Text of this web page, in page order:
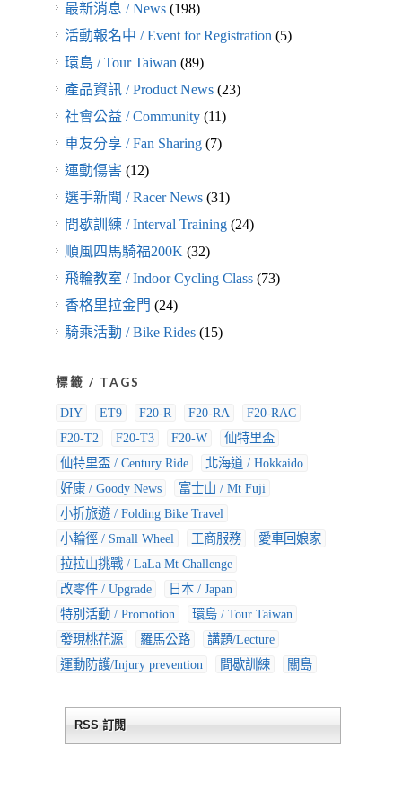
最新消息 / News(198)
活動報名中 / Event for Registration(5)
環島 / Tour Taiwan(89)
產品資訊 / Product News(23)
社會公益 / Community(11)
車友分享 / Fan Sharing(7)
運動傷害(12)
選手新聞 / Racer News(31)
間歇訓練 / Interval Training(24)
順風四馬騎福200K(32)
飛輪教室 / Indoor Cycling Class(73)
香格里拉金門 (24)
騎乘活動 / Bike Rides(15)
標籤 / TAGS
DIY ET9 F20-R F20-RA
F20-RAC
F20-T2
F20-T3 F20-W
仙特里盃
仙特里盃 / Century Ride
北海道 / Hokkaido
好康 / Goody News
富士山 / Mt Fuji
小折旅遊 / Folding Bike Travel
小輪徑 / Small Wheel
工商服務
愛車回娘家
拉拉山挑戰 / LaLa Mt Challenge
改零件 / Upgrade
日本 / Japan
特別活動 / Promotion
環島 / Tour Taiwan
發現桃花源
羅馬公路
講題/Lecture
運動防護/Injury prevention
間歇訓練 關島
RSS 訂閱